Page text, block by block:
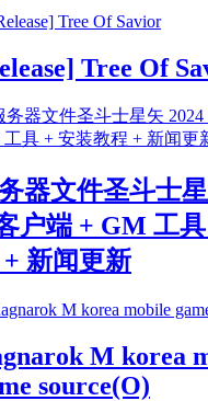
Tree Of
器文件圣斗士
户端 + GM 工
新闻更新
M korea
source(O)